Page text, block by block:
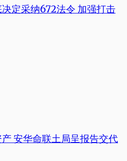
决定采纳672法令 加强打击
安华命联土局呈报告交代